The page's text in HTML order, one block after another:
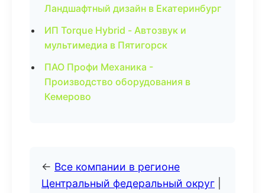
Ландшафтный дизайн в Екатеринбург
ИП Torque Hybrid - Автозвук и
мультимедиа в Пятигорск
ПАО Профи Механика -
Производство оборудования в
Кемерово
← Все компании в регионе
Центральный федеральный округ